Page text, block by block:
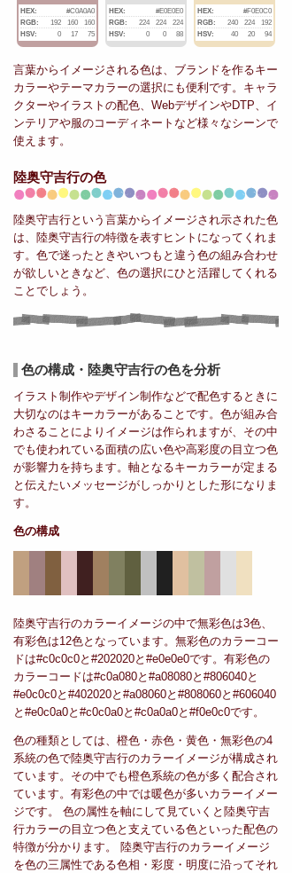
HEX:
#C0A0A0
RGB:
192 160
160
HSV:
0 17 75
HEX:
#E0E0E0
RGB:
224 224
224
HSV:
0 0 88
HEX:
#F0E0C0
RGB:
240 224
192
HSV:
40 20 94
言葉からイメージされる色は、ブランドを作るキー
カラーやテーマカラーの選択にも便利です。キャラ
クターやイラストの配色、WebデザインやDTP、イ
ンテリアや服のコーディネートなど様々なシーンで
使えます。
陸奥守吉行の色
陸奥守吉行という言葉からイメージされ示された色
は、陸奥守吉行の特徴を表すヒントになってくれま
す。色で迷ったときやいつもと違う色の組み合わせ
が欲しいときなど、色の選択にひと活躍してくれる
ことでしょう。
色の構成・陸奥守吉行の色を分析
イラスト制作やデザイン制作などで配色するときに
大切なのはキーカラーがあることです。色が組み合
わさることによりイメージは作られますが、その中
でも使われている面積の広い色や高彩度の目立つ色
が影響力を持ちます。軸となるキーカラーが定まる
と伝えたいメッセージがしっかりとした形になりま
す。
色の構成
陸奥守吉行のカラーイメージの中で無彩色は3色、
有彩色は12色となっています。無彩色のカラーコー
ドは#c0c0c0と#202020と#e0e0e0です。有彩色の
カラーコードは#c0a080と#a08080と#806040と
#e0c0c0と#402020と#a08060と#808060と#606040
と#e0c0a0と#c0c0a0と#c0a0a0と#f0e0c0です。
色の種類としては、橙色・赤色・黄色・無彩色の4
系統の色で陸奥守吉行のカラーイメージが構成され
ています。その中でも橙色系統の色が多く配合され
ています。有彩色の中では暖色が多いカラーイメー
ジです。 色の属性を軸にして見ていくと陸奥守吉
行カラーの目立つ色と支えている色といった配色の
特徴が分かります。 陸奥守吉行のカラーイメージ
を色の三属性である色相・彩度・明度に沿ってそれ